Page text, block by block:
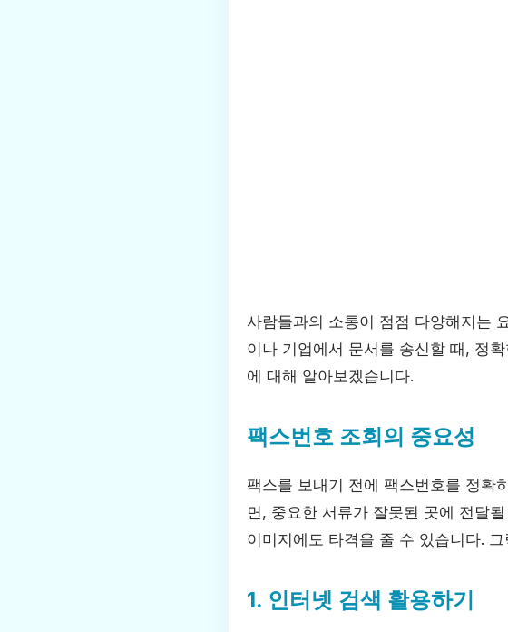
사람들과의 소통이 점점 다양해지는
이나 기업에서 문서를 송신할 때, 정
에 대해 알아보겠습니다.
팩스번호 조회의 중요성
팩스를 보내기 전에 팩스번호를 정확
면, 중요한 서류가 잘못된 곳에 전달
이미지에도 타격을 줄 수 있습니다.
1. 인터넷 검색 활용하기